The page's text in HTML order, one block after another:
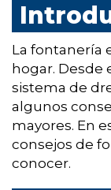
La fontanería
hogar. Desde
sistema de
algunos
mayores. En
consejos de
conocer.